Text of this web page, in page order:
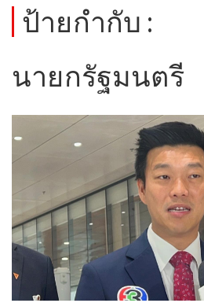
ป้ายกำกับ :
นายกรัฐมนตรี